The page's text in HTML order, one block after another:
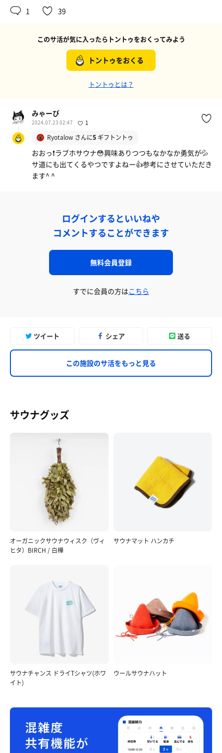
1 39
このサ活が気に入ったらトントゥをおくってみよう
トントゥをおくる
トントゥとは？
みゃーび
2024.07.23 02:47 1
Ryotalowさんに5ギフトントゥ
おおっ❗️ラブホサウナ😳興味ありつつもなかなか勇気が💦
サ道にも出てくるやつですよねー👍参考にさせていただき
ます^ ^
ログインするといいねや
コメントすることができます
無料会員登録
すでに会員の方はこちら
ツイート シェア 送る
この施設のサ活をもっと見る
サウナグッズ
オーガニックサウナウィスク（ヴィ
ヒタ）BIRCH / 白樺
サウナマット ハンカチ
サウナチャンス ドライTシャツ(ホワ
イト)
ウールサウナハット